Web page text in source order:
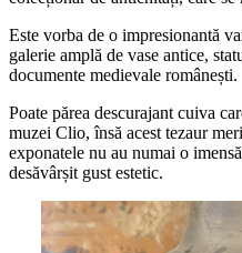
Este vorba de o impresionantă
galerie amplă de vase antice,
documente medievale românești.
Poate părea descurajant cuiva
muzei Clio, însă acest tezaur
exponatele nu au numai o
desăvârșit gust estetic.